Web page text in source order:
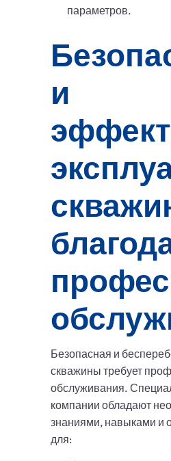
параметров.
и
Безопасная и
скважины требует
обслуживания.
компании обладают
знаниями, навыками и
для: